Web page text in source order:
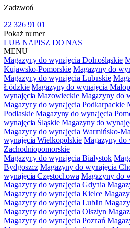
Zadzwoń
22 326 91 01
Pokaż numer
LUB NAPISZ DO NAS
MENU
Magazyny do wynajęcia Dolnośląskie
Kujawsko-Pomorskie Magazyny do
Magazyny do wynajęcia Lubuskie
Łódzkie Magazyny do wynajęcia
wynajęcia Mazowieckie Magazyny do
Magazyny do wynajęcia Podkarpackie
Podlaskie Magazyny do wynajęcia
wynajęcia Śląskie Magazyny do
Magazyny do wynajęcia Warmińsko-
wynajęcia Wielkopolskie Magazyny do
Zachodniopomorskie
Magazyny do wynajęcia Białystok
Bydgoszcz Magazyny do wynajęcia
wynajęcia Częstochowa Magazyny do
Magazyny do wynajęcia Gdynia
Magazyny do wynajęcia Kielce
Magazyny do wynajęcia Lublin
Magazyny do wynajęcia Olsztyn
Magazyny do wynajęcia Poznań